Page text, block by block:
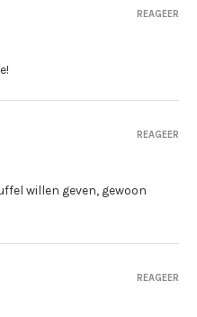
REAGEER
willen geven, gewoon
REAGEER
REAGEER